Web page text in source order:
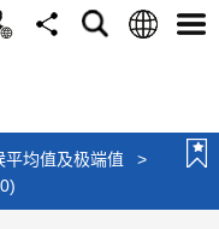
分
搜
语
选
平均值及极端值
>